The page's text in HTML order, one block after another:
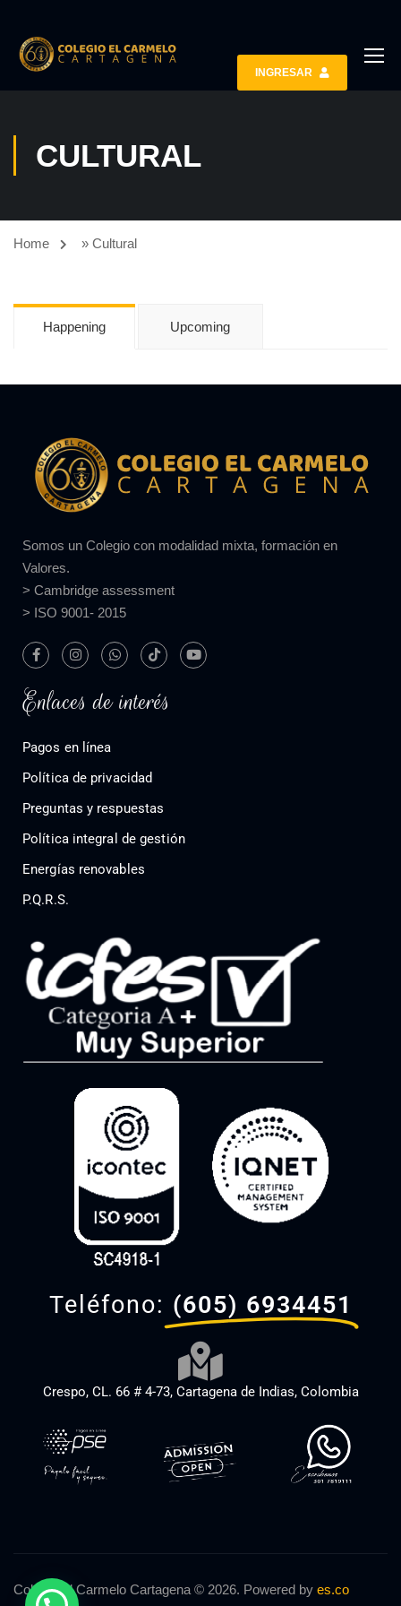
INGRESAR
CULTURAL
Home » Cultural
Happening Upcoming
Somos un Colegio con modalidad mixta, formación en
Valores.
> Cambridge assessment
> ISO 9001- 2015
Enlaces de interés
Pagos en línea
Política de privacidad
Preguntas y respuestas
Política integral de gestión
Energías renovables
P.Q.R.S.
Teléfono: (605) 6934451
Crespo, CL. 66 # 4-73, Cartagena de Indias, Colombia
Colegio El Carmelo Cartagena © 2026. Powered by es.co